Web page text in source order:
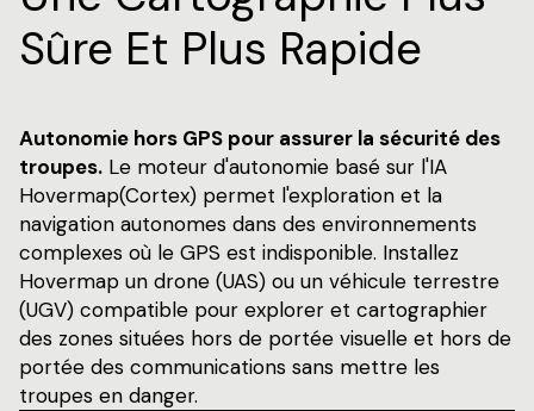
Sûre Et Plus Rapide
Autonomie hors GPS pour assurer la sécurité des
troupes. Le moteur d'autonomie basé sur l'IA
Hovermap(Cortex) permet l'exploration et la
navigation autonomes dans des environnements
complexes où le GPS est indisponible. Installez
Hovermap un drone (UAS) ou un véhicule terrestre
(UGV) compatible pour explorer et cartographier
des zones situées hors de portée visuelle et hors de
portée des communications sans mettre les
troupes en danger.